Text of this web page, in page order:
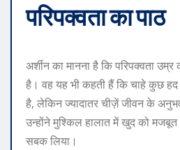
परिपक्वता का पाठ
अर्शीन का मानना है कि परिपक्वता
है। वह यह भी कहती हैं कि चाहे कुछ हद
है, लेकिन ज्यादातर चीज़ें जीवन के
उन्होंने मुश्किल हालात में खुद को
सबक लिया।